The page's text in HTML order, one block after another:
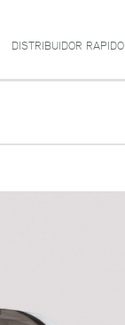
DISTRIBUIDOR RAPIDO